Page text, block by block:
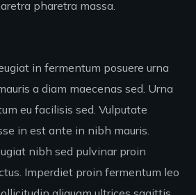
pharetra massa.
in fermentum posuere urna
a diam maecenas sed. Urna
eu facilisis sed. Vulputate
in est ante in nibh mauris.
nibh sed pulvinar proin
Imperdiet proin fermentum leo